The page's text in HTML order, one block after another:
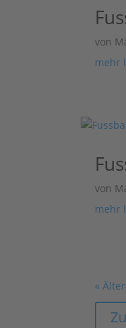
von
mehr
von
mehr
«